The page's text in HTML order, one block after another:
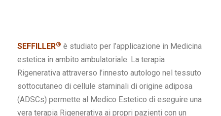
SEFFILLER® è studiato per l’applicazione in Medicina
estetica in ambito ambulatoriale. La terapia
Rigenerativa attraverso l’innesto autologo nel tessuto
sottocutaneo di cellule staminali di origine adiposa
(ADSCs) permette al Medico Estetico di eseguire una
vera terapia Rigenerativa ai propri pazienti con un